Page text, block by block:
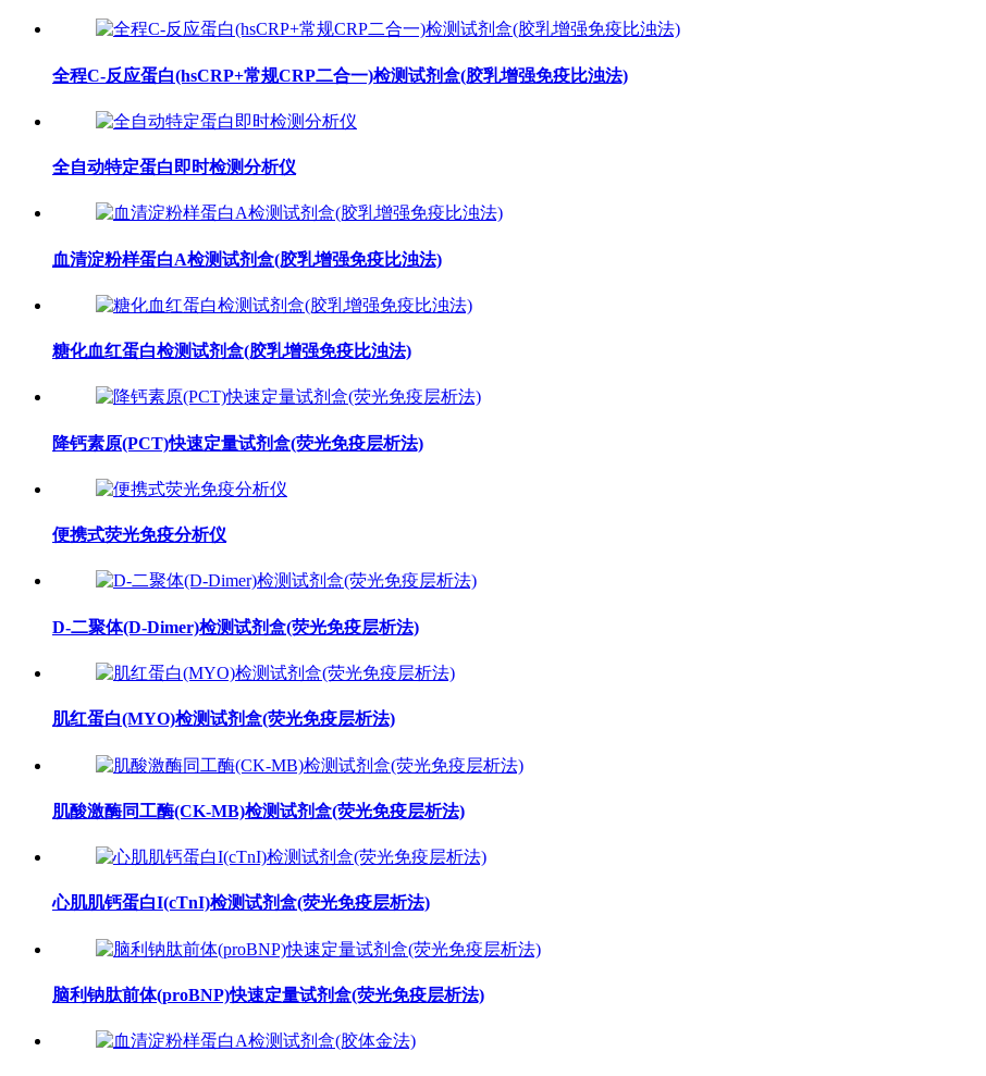
全程C-反应蛋白(hsCRP+常规CRP二合一)检测试剂盒(胶乳增强免疫比浊法)
全自动特定蛋白即时检测分析仪
血清淀粉样蛋白A检测试剂盒(胶乳增强免疫比浊法)
糖化血红蛋白检测试剂盒(胶乳增强免疫比浊法)
降钙素原(PCT)快速定量试剂盒(荧光免疫层析法)
便携式荧光免疫分析仪
D-二聚体(D-Dimer)检测试剂盒(荧光免疫层析法)
肌红蛋白(MYO)检测试剂盒(荧光免疫层析法)
肌酸激酶同工酶(CK-MB)检测试剂盒(荧光免疫层析法)
心肌肌钙蛋白I(cTnI)检测试剂盒(荧光免疫层析法)
脑利钠肽前体(proBNP)快速定量试剂盒(荧光免疫层析法)